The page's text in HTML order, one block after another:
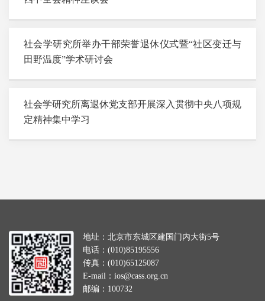
社会学研究所举办干部荣誉退休仪式暨“社区变迁与
田野温度”学术研讨会
社会学研究所离退休党支部开展深入贯彻中央八项规
定精神集中学习
地址：北京市东城区建国门内大街5号
电话：(010)85195556
传真：(010)65125087
E-mail：ios@cass.org.cn
邮编：100732